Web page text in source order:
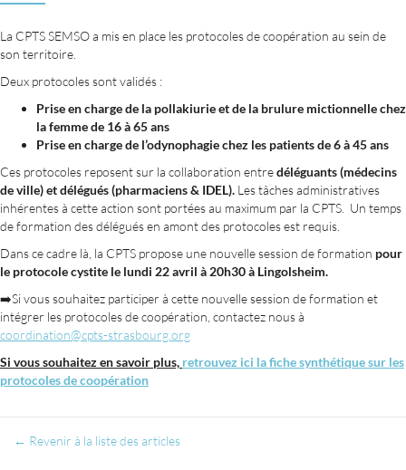
La CPTS SEMSO a mis en place les protocoles de coopération au sein de
son territoire.
Deux protocoles sont validés :
Prise en charge de la pollakiurie et de la brulure mictionnelle chez
la femme de 16 à 65 ans
Prise en charge de l’odynophagie chez les patients de 6 à 45 ans
Ces protocoles reposent sur la collaboration entredéléguants (médecins
de ville) et délégués (pharmaciens & IDEL). Les tâches administratives
inhérentes à cette action sont portées au maximum par la CPTS. Un temps
de formation des délégués en amont des protocoles est requis.
Dans ce cadre là, la CPTS propose une nouvelle session de formation pour
le protocole cystite le lundi 22 avril à 20h30 à Lingolsheim.
➡️Si vous souhaitez participer à cette nouvelle session de formation et
intégrer les protocoles de coopération, contactez nous à
coordination@cpts-strasbourg.org
Si vous souhaitez en savoir plus, retrouvez ici la fiche synthétique sur les
protocoles de coopération
← Revenir à la liste des articles